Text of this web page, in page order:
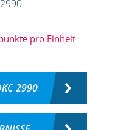
pro Einheit
2990